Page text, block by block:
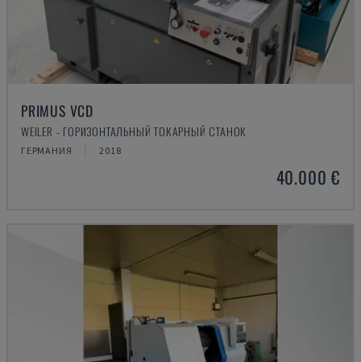
PRIMUS VCD
WEILER - ГОРИЗОНТАЛЬНЫЙ ТОКАРНЫЙ СТАНОК
ГЕРМАНИЯ 2018
40.000 €